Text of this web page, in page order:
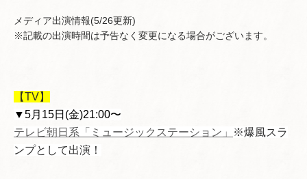
メディア出演情報(5/26更新)
※記載の出演時間は予告なく変更になる場合がございます。
【TV】
▼5月15日(金)21:00〜
テレビ朝日系「ミュージックステーション」
※爆風スラ
ンプとして出演！